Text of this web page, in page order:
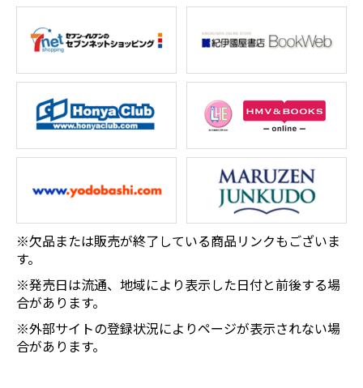
※欠品または販売が終了している商品リンクもございま
す。
※発売日は流通、地域により表示した日付と前後する場
合があります。
※外部サイトの登録状況によりページが表示されない場
合があります。